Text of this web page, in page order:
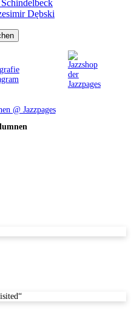
Dębski